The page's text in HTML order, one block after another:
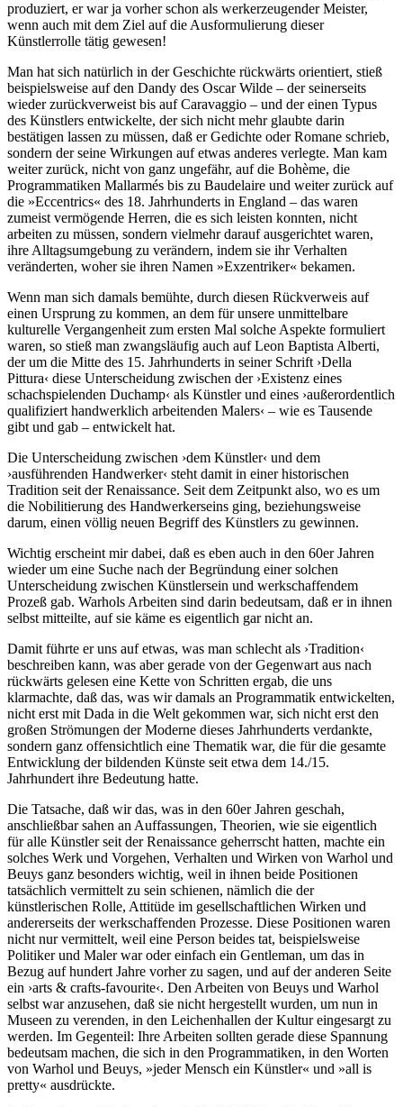
produziert, er war ja vorher schon als werkerzeugender Meister,
wenn auch mit dem Ziel auf die Ausformulierung dieser
Künstlerrolle tätig gewesen!
Man hat sich natürlich in der Geschichte rückwärts orientiert, stieß
beispielsweise auf den Dandy des Oscar Wilde – der seinerseits
wieder zurückverweist bis auf Caravaggio – und der einen Typus
des Künstlers entwickelte, der sich nicht mehr glaubte darin
bestätigen lassen zu müssen, daß er Gedichte oder Romane schrieb,
sondern der seine Wirkungen auf etwas anderes verlegte. Man kam
weiter zurück, nicht von ganz ungefähr, auf die Bohème, die
Programmatiken Mallarmés bis zu Baudelaire und weiter zurück auf
die »Eccentrics« des 18. Jahrhunderts in England – das waren
zumeist vermögende Herren, die es sich leisten konnten, nicht
arbeiten zu müssen, sondern vielmehr darauf ausgerichtet waren,
ihre Alltagsumgebung zu verändern, indem sie ihr Verhalten
veränderten, woher sie ihren Namen »Exzentriker« bekamen.
Wenn man sich damals bemühte, durch diesen Rückverweis auf
einen Ursprung zu kommen, an dem für unsere unmittelbare
kulturelle Vergangenheit zum ersten Mal solche Aspekte formuliert
waren, so stieß man zwangsläufig auch auf Leon Baptista Alberti,
der um die Mitte des 15. Jahrhunderts in seiner Schrift ›Della
Pittura‹ diese Unterscheidung zwischen der ›Existenz eines
schachspielenden Duchamp‹ als Künstler und eines ›außerordentlich
qualifiziert handwerklich arbeitenden Malers‹ – wie es Tausende
gibt und gab – entwickelt hat.
Die Unterscheidung zwischen ›dem Künstler‹ und dem
›ausführenden Handwerker‹ steht damit in einer historischen
Tradition seit der Renaissance. Seit dem Zeitpunkt also, wo es um
die Nobilitierung des Handwerkerseins ging, beziehungsweise
darum, einen völlig neuen Begriff des Künstlers zu gewinnen.
Wichtig erscheint mir dabei, daß es eben auch in den 60er Jahren
wieder um eine Suche nach der Begründung einer solchen
Unterscheidung zwischen Künstlersein und werkschaffendem
Prozeß gab. Warhols Arbeiten sind darin bedeutsam, daß er in ihnen
selbst mitteilte, auf sie käme es eigentlich gar nicht an.
Damit führte er uns auf etwas, was man schlecht als ›Tradition‹
beschreiben kann, was aber gerade von der Gegenwart aus nach
rückwärts gelesen eine Kette von Schritten ergab, die uns
klarmachte, daß das, was wir damals an Programmatik entwickelten,
nicht erst mit Dada in die Welt gekommen war, sich nicht erst den
großen Strömungen der Moderne dieses Jahrhunderts verdankte,
sondern ganz offensichtlich eine Thematik war, die für die gesamte
Entwicklung der bildenden Künste seit etwa dem 14./15.
Jahrhundert ihre Bedeutung hatte.
Die Tatsache, daß wir das, was in den 60er Jahren geschah,
anschließbar sahen an Auffassungen, Theorien, wie sie eigentlich
für alle Künstler seit der Renaissance geherrscht hatten, machte ein
solches Werk und Vorgehen, Verhalten und Wirken von Warhol und
Beuys ganz besonders wichtig, weil in ihnen beide Positionen
tatsächlich vermittelt zu sein schienen, nämlich die der
künstlerischen Rolle, Attitüde im gesellschaftlichen Wirken und
andererseits der werkschaffenden Prozesse. Diese Positionen waren
nicht nur vermittelt, weil eine Person beides tat, beispielsweise
Politiker und Maler war oder einfach ein Gentleman, um das in
Bezug auf hundert Jahre vorher zu sagen, und auf der anderen Seite
ein ›arts & crafts-favourite‹. Den Arbeiten von Beuys und Warhol
selbst war anzusehen, daß sie nicht hergestellt wurden, um nun in
Museen zu verenden, in den Leichenhallen der Kultur eingesargt zu
werden. Im Gegenteil: Ihre Arbeiten sollten gerade diese Spannung
bedeutsam machen, die sich in den Programmatiken, in den Worten
von Warhol und Beuys, »jeder Mensch ein Künstler« und »all is
pretty« ausdrückte.